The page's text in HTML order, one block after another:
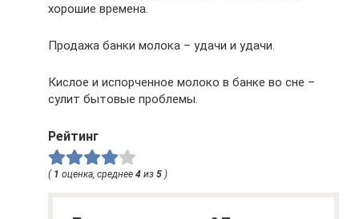
хорошие времена.
Продажа банки молока – удачи и удачи.
Кислое и испорченное молоко в банке во сне –
сулит бытовые проблемы.
Рейтинг
( 1 оценка, среднее 4 из 5 )